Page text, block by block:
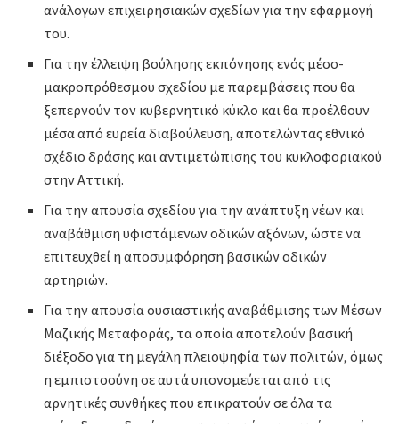
ανάλογων επιχειρησιακών σχεδίων για την εφαρμογή
του.
Για την έλλειψη βούλησης εκπόνησης ενός μέσο-
μακροπρόθεσμου σχεδίου με παρεμβάσεις που θα
ξεπερνούν τον κυβερνητικό κύκλο και θα προέλθουν
μέσα από ευρεία διαβούλευση, αποτελώντας εθνικό
σχέδιο δράσης και αντιμετώπισης του κυκλοφοριακού
στην Αττική.
Για την απουσία σχεδίου για την ανάπτυξη νέων και
αναβάθμιση υφιστάμενων οδικών αξόνων, ώστε να
επιτευχθεί η αποσυμφόρηση βασικών οδικών
αρτηριών.
Για την απουσία ουσιαστικής αναβάθμισης των Μέσων
Μαζικής Μεταφοράς, τα οποία αποτελούν βασική
διέξοδο για τη μεγάλη πλειοψηφία των πολιτών, όμως
η εμπιστοσύνη σε αυτά υπονομεύεται από τις
αρνητικές συνθήκες που επικρατούν σε όλα τα